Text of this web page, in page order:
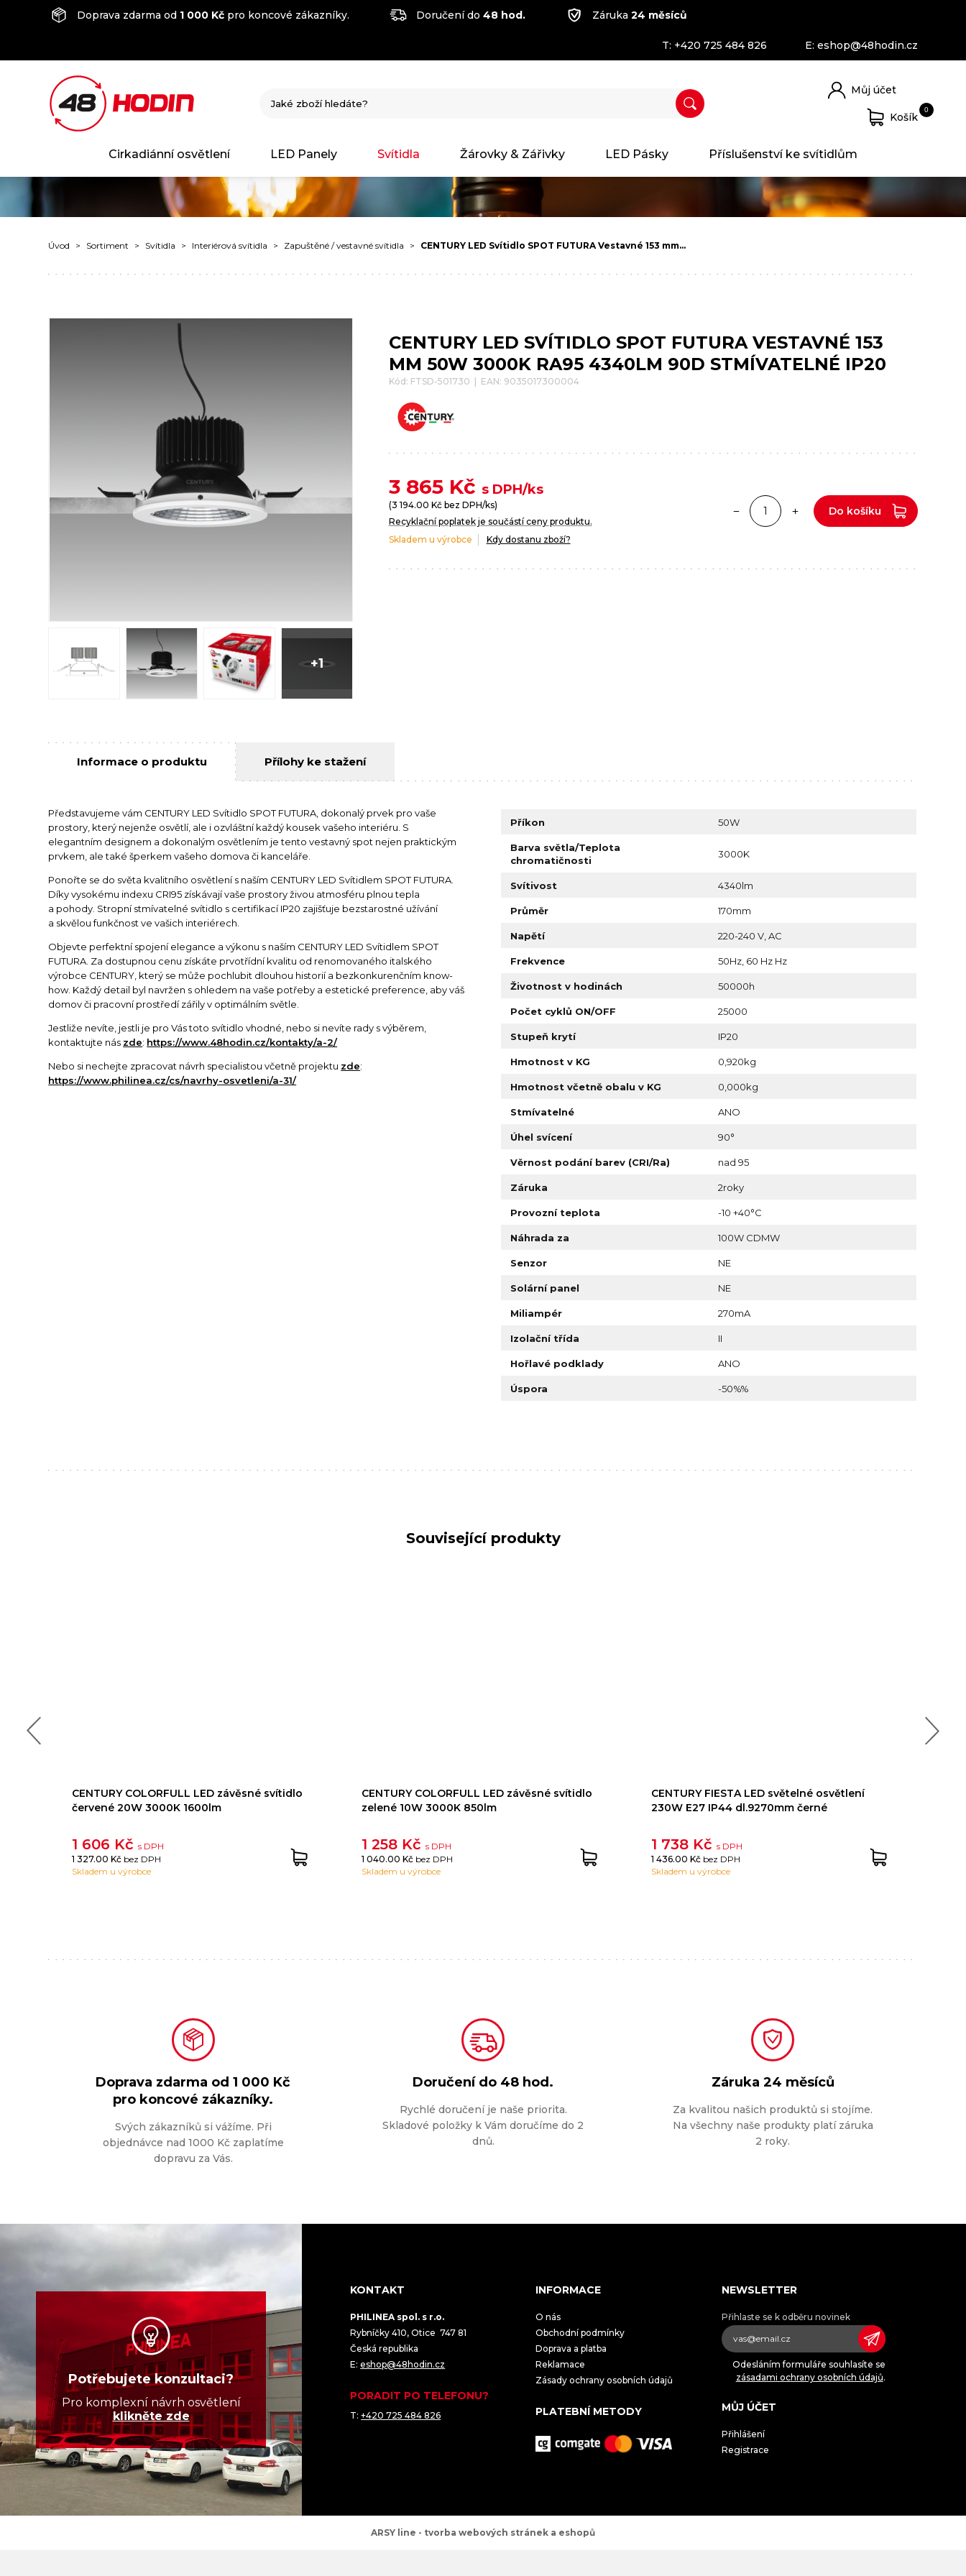
Doprava zdarma od 1 000 Kč pro koncové zákazníky. Doručení do48 hod. Záruka24 měsíců
T: +420 725 484 826 E: eshop@48hodin.cz
Můj účet
0
Košík
Cirkadiánní osvětlení LED Panely Svítidla Žárovky & Zářivky LED Pásky Příslušenství ke svítidlům
Úvod Sortiment Svítidla Interiérová svítidla Zapuštěné / vestavné svítidla CENTURY LED Svítidlo SPOT FUTURA Vestavné 153 mm…
+1
CENTURY LED SVÍTIDLO SPOT FUTURA VESTAVNÉ 153
MM 50W 3000K RA95 4340LM 90D STMÍVATELNÉ IP20
Kód: FTSD-501730 | EAN: 9035017300004
3 865Kč s DPH/ks
(3 194.00 Kč bez DPH/ks)
Recyklační poplatek je součástí ceny produktu.
Skladem u výrobce
Kdy dostanu zboží?
Do košíku
Informace o produktu Přílohy ke stažení
Představujeme vám CENTURY LED Svítidlo SPOT FUTURA, dokonalý prvek pro vaše
prostory, který nejenže osvětlí, ale i ozvláštní každý kousek vašeho interiéru. S
elegantním designem a dokonalým osvětlením je tento vestavný spot nejen praktickým
prvkem, ale také šperkem vašeho domova či kanceláře.
Ponořte se do světa kvalitního osvětlení s naším CENTURY LED Svítidlem SPOT FUTURA.
Díky vysokému indexu CRI95 získávají vaše prostory živou atmosféru plnou tepla
a pohody. Stropní stmívatelné svítidlo s certifikací IP20 zajišťuje bezstarostné užívání
a skvělou funkčnost ve vašich interiérech.
Objevte perfektní spojení elegance a výkonu s naším CENTURY LED Svítidlem SPOT
FUTURA. Za dostupnou cenu získáte prvotřídní kvalitu od renomovaného italského
výrobce CENTURY, který se může pochlubit dlouhou historií a bezkonkurenčním know-
how. Každý detail byl navržen s ohledem na vaše potřeby a estetické preference, aby váš
domov či pracovní prostředí zářily v optimálním světle.
Jestliže nevíte, jestli je pro Vás toto svítidlo vhodné, nebo si nevíte rady s výběrem,
kontaktujte nás zde: https://www.48hodin.cz/kontakty/a-2/
Nebo si nechejte zpracovat návrh specialistou včetně projektu zde:
https://www.philinea.cz/cs/navrhy-osvetleni/a-31/
Příkon 50W
Barva světla/Teplota
chromatičnosti
3000K
Svítivost 4340lm
Průměr 170mm
Napětí 220-240 V, AC
Frekvence 50Hz, 60 Hz Hz
Životnost v hodinách 50000h
Počet cyklů ON/OFF 25000
Stupeň krytí IP20
Hmotnost v KG 0,920kg
Hmotnost včetně obalu v KG 0,000kg
Stmívatelné ANO
Úhel svícení 90°
Věrnost podání barev (CRI/Ra) nad 95
Záruka 2roky
Provozní teplota -10 +40°C
Náhrada za 100W CDMW
Senzor NE
Solární panel NE
Miliampér 270mA
Izolační třída II
Hořlavé podklady ANO
Úspora -50%%
Související produkty
CENTURY COLORFULL LED závěsné svítidlo
červené 20W 3000K 1600lm
1 606 Kčs DPH
1 327.00 Kč bez DPH
Skladem u výrobce
CENTURY COLORFULL LED závěsné svítidlo
zelené 10W 3000K 850lm
1 258 Kčs DPH
1 040.00 Kč bez DPH
Skladem u výrobce
CENTURY FIESTA LED světelné osvětlení
230W E27 IP44 dl.9270mm černé
1 738 Kčs DPH
1 436.00 Kč bez DPH
Skladem u výrobce
Doprava zdarma od1 000 Kč
pro koncové zákazníky.
Svých zákazníků si vážíme. Při
objednávce nad 1000 Kč zaplatíme
dopravu za Vás.
Doručení do 48 hod.
Rychlé doručení je naše priorita.
Skladové položky k Vám doručíme do 2
dnů.
Záruka 24 měsíců
Za kvalitou našich produktů si stojíme.
Na všechny naše produkty platí záruka
2 roky.
Potřebujete konzultaci?
Pro komplexní návrh osvětlení
klikněte zde
KONTAKT
PHILINEA spol. s r.o.
Rybníčky 410, Otice 747 81
Česká republika
E:eshop@48hodin.cz
PORADIT PO TELEFONU?
T:+420 725 484 826
INFORMACE
O nás
Obchodní podmínky
Doprava a platba
Reklamace
Zásady ochrany osobních údajů
PLATEBNÍ METODY
NEWSLETTER
Přihlaste se k odběru novinek
Odesláním formuláře souhlasíte se
zásadami ochrany osobních údajů.
MŮJ ÚČET
Přihlášení
Registrace
ARSY line - tvorba webových stránek a eshopů